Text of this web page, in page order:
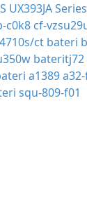
UX393JA
c0k8 cf-
ct bateri
bateritj72
a1389
squ-809-f01